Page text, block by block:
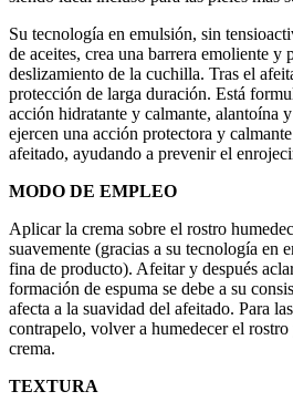
Su tecnología en emulsión, sin
de aceites, crea una barrera emoliente y
deslizamiento de la cuchilla. Tras el
protección de larga duración. Está
acción hidratante y calmante, alantoína
ejercen una acción protectora y
afeitado, ayudando a prevenir el
MODO DE EMPLEO
Aplicar la crema sobre el rostro
suavemente (gracias a su tecnología en
fina de producto). Afeitar y después
formación de espuma se debe a su
afecta a la suavidad del afeitado. Para
contrapelo, volver a humedecer el
crema.
TEXTURA